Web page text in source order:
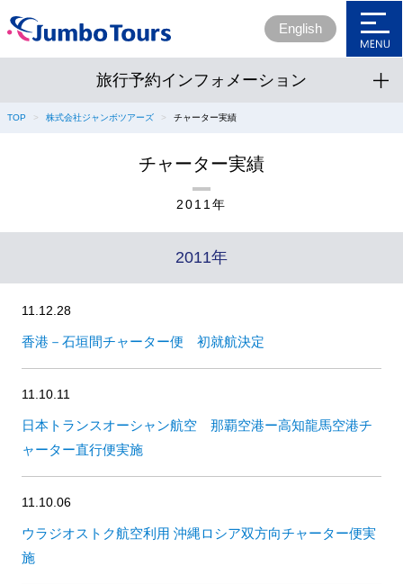
旅行予約インフォメーション
English
ホーム
会社概要
企業理念
事業内容
組織案内
SDGs宣言書
TOP 株式会社ジャンボツアーズ チャーター実績
チャーター実績
2011年
2011年
11.12.28
香港－石垣間チャーター便 初就航決定
11.10.11
日本トランスオーシャン航空 那覇空港ー高知龍馬空港チ
ャーター直行便実施
11.10.06
ウラジオストク航空利用 沖縄ロシア双方向チャーター便実
施